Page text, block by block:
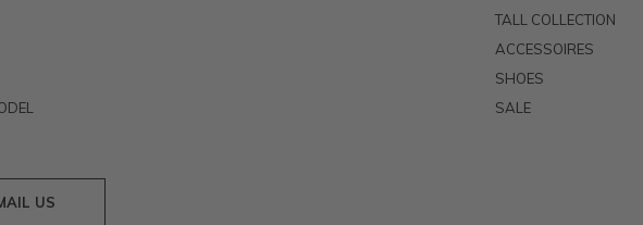
TALL COLLECTION
ACCESSOIRES
SHOES
SALE
US